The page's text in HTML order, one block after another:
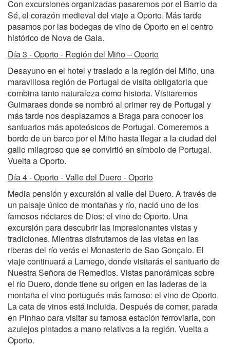
Con excursiones organizadas pasaremos por el Barrio da
Sé, el corazón medieval del viaje a Oporto. Más tarde
pasamos por las bodegas de vino de Oporto en el centro
histórico de Nova de Gaia.
Día 3 - Oporto - Región del Miño – Oporto
Desayuno en el hotel y traslado a la región del Miño, una
maravillosa región de Portugal de visita obligatoria que
combina tanto naturaleza como historia. Visitaremos
Guimaraes donde se nombró al primer rey de Portugal y
más tarde nos desplazamos a Braga para conocer los
santuarios más apoteósicos de Portugal. Comeremos a
bordo de un barco por el Miño hasta llegar a la ciudad del
gallo milagroso que se convirtió en símbolo de Portugal.
Vuelta a Oporto.
Día 4 - Oporto - Valle del Duero - Oporto
Media pensión y excursión al valle del Duero. A través de
un paisaje único de montañas y río, nació uno de los
famosos néctares de Dios: el vino de Oporto. Una
excursión para descubrir las impresionantes vistas y
tradiciones. Mientras disfrutamos de las vistas en las
riberas del río verás el Monasterio de Sao Gonçalo. El
viaje continuará a Lamego, donde visitarás el santuario de
Nuestra Señora de Remedios. Vistas panorámicas sobre
el río Duero, donde tiene su origen en las laderas de la
montaña el vino portugués más famoso: el vino de Oporto.
La cata de vinos está incluida. Después de comer, parada
en Pinhao para visitar su famosa estación ferroviaria, con
azulejos pintados a mano relativos a la región. Vuelta a
Oporto.